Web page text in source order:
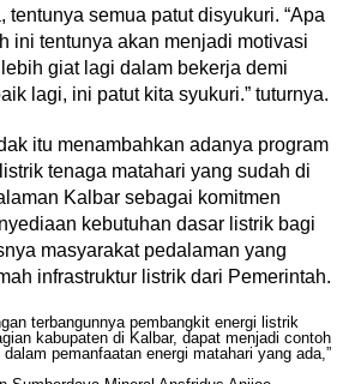
tentunya semua patut disyukuri. “Apa
ini tentunya akan menjadi motivasi
giat lagi dalam bekerja demi
lagi, ini patut kita syukuri.” tuturnya.
itu menambahkan adanya program
tenaga matahari yang sudah di
Kalbar sebagai komitmen
kebutuhan dasar listrik bagi
masyarakat pedalaman yang
infrastruktur listrik dari Pemerintah.
terbangunnya pembangkit energi listrik
kabupaten di Kalbar, dapat menjadi contoh
pemanfaatan energi matahari yang ada,”